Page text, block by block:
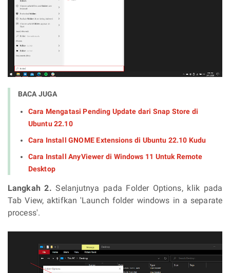
BACA JUGA
Cara Mengatasi Pending Update dari Snap Store di
Ubuntu 22.10
Cara Install GNOME Extensions di Ubuntu 22.10 Kudu
Cara Install AnyViewer di Windows 11 Untuk Remote
Desktop
Langkah 2.Selanjutnya pada Folder Options, klik pada
Tab View, aktifkan 'Launch folder windows in a separate
process'.